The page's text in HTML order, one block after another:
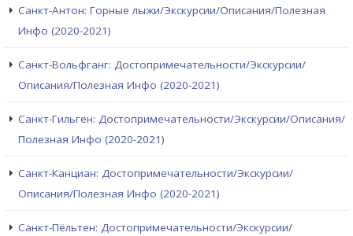
Санкт-Антон: Горные лыжи/Экскурсии/Описания/Полезная
Инфо (2020-2021)
Санкт-Вольфганг: Достопримечательности/Экскурсии/
Описания/Полезная Инфо (2020-2021)
Санкт-Гильген: Достопримечательности/Экскурсии/Описания/
Полезная Инфо (2020-2021)
Санкт-Канциан: Достопримечательности/Экскурсии/
Описания/Полезная Инфо (2020-2021)
Санкт-Пёльтен: Достопримечательности/Экскурсии/